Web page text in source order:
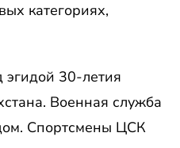
категориях,
эгидой 30-летия
Военная служба
Спортсмены ЦСК